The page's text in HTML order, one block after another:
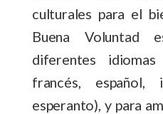
culturales para el
Buena Voluntad
diferentes idiomas
francés, español,
esperanto), y para